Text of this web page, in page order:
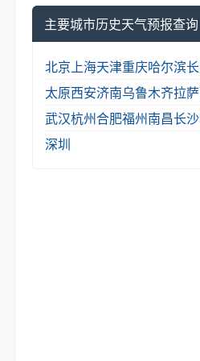
主要城市历史天气预报查询
北京 上海天津重庆哈尔滨
太原西安济南乌鲁木齐拉萨
武汉杭州合肥福州南昌长沙
深圳